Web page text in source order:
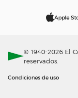
Apple
© 1940-2026 El
reservados.
Condiciones de uso